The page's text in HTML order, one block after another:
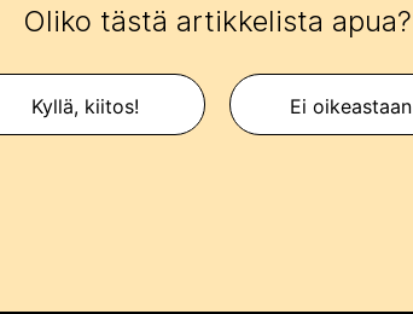
Oliko tästä artikkelista apua?
Kyllä, kiitos! Ei oikeastaan